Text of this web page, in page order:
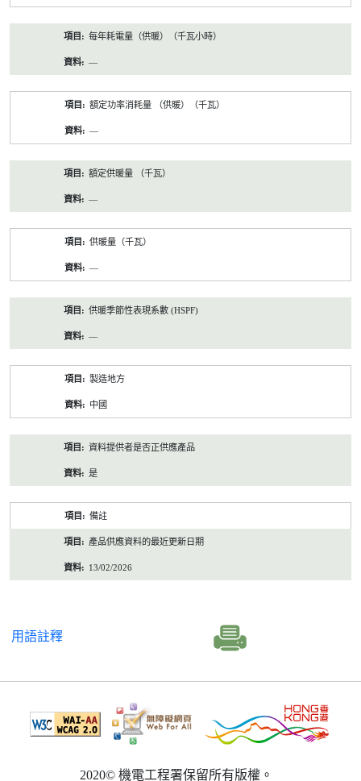
每年耗電量（供暖）（千瓦小時）
—
額定功率消耗量 （供暖）（千瓦）
—
額定供暖量 （千瓦）
—
供暖量（千瓦）
—
供暖季節性表現系數 (HSPF)
—
製造地方
中國
資料提供者是否正供應產品
是
備註
產品供應資料的最近更新日期
13/02/2026
用語註釋
2020© 機電工程署保留所有版權。